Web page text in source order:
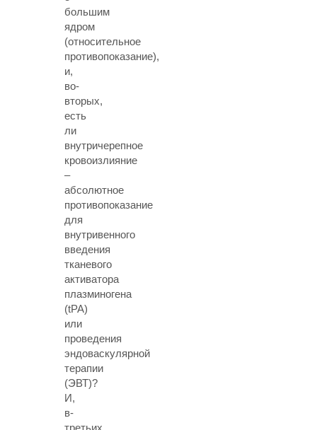
большим
ядром
(относительное
противопоказание),
и,
во-
вторых,
есть
ли
внутричерепное
кровоизлияние
–
абсолютное
противопоказание
для
внутривенного
введения
тканевого
активатора
плазминогена
(tPA)
или
проведения
эндоваскулярной
терапии
(ЭВТ)?
И,
в-